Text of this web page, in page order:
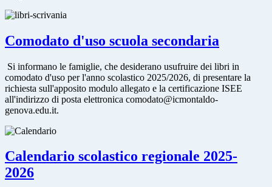
Comodato d'uso scuola secondaria
Si informano le famiglie, che desiderano usufruire dei libri in
comodato d'uso per l'anno scolastico 2025/2026, di presentare la
richiesta sull'apposito modulo allegato e la certificazione ISEE
all'indirizzo di posta elettronica comodato@icmontaldo-
genova.edu.it.
Calendario scolastico regionale 2025-
2026